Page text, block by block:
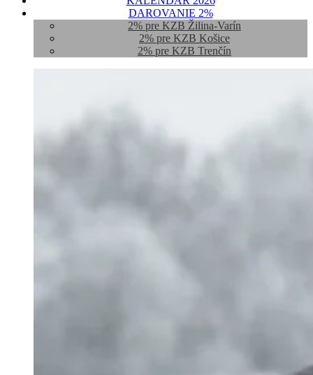
DAROVANIE 2%
2% pre KZB Žilina-Varín
2% pre KZB Košice
2% pre KZB Trenčín